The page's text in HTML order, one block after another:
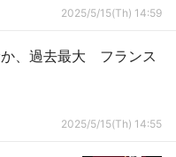
2025/5/15(Th) 14:59
、過去最大 フランス
2025/5/15(Th) 14:55